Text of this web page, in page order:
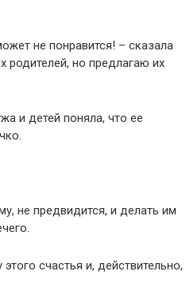
не понравится! – сказала
но предлагаю их
и детей поняла, что ее
не предвидится, и делать им
счастья и, действительно,